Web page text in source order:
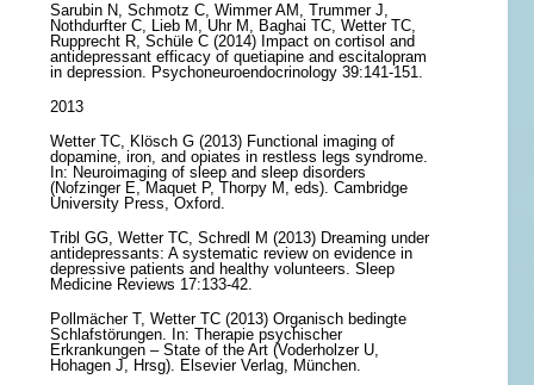
Sarubin N, Schmotz C, Wimmer AM, Trummer J,
Nothdurfter C, Lieb M, Uhr M, Baghai TC, Wetter TC,
Rupprecht R, Schüle C (2014) Impact on cortisol and
antidepressant efficacy of quetiapine and escitalopram
in depression. Psychoneuroendocrinology 39:141-151.
2013
Wetter TC, Klösch G (2013) Functional imaging of
dopamine, iron, and opiates in restless legs syndrome.
In: Neuroimaging of sleep and sleep disorders
(Nofzinger E, Maquet P, Thorpy M, eds). Cambridge
University Press, Oxford.
Tribl GG, Wetter TC, Schredl M (2013) Dreaming under
antidepressants: A systematic review on evidence in
depressive patients and healthy volunteers. Sleep
Medicine Reviews 17:133-42.
Pollmächer T, Wetter TC (2013) Organisch bedingte
Schlafstörungen. In: Therapie psychischer
Erkrankungen – State of the Art (Voderholzer U,
Hohagen J, Hrsg). Elsevier Verlag, München.